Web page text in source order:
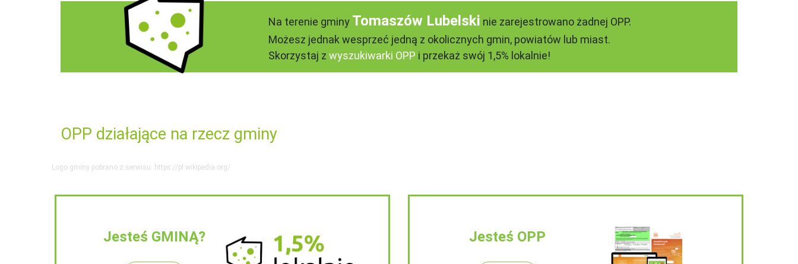
Na terenie gminy Tomaszów Lubelski nie zarejestrowano żadnej OPP.
Możesz jednak wesprzeć jedną z okolicznych gmin, powiatów lub miast.
Skorzystaj z wyszukiwarki OPP i przekaż swój 1,5% lokalnie!
OPP działające na rzecz gminy
Logo gminy pobrano z serwisu: https://pl.wikipedia.org/
Jesteś GMINĄ? Jesteś OPP